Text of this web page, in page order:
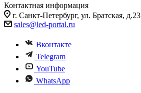
Контактная информация
г. Санкт-Петербург, ул. Братская, д.23
sales@led-portal.ru
Вконтакте
Telegram
YouTube
WhatsApp